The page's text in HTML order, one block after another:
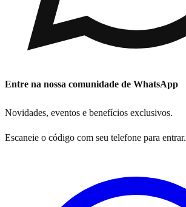
Entre na nossa comunidade de WhatsApp
Novidades, eventos e benefícios exclusivos.
Escaneie o código com seu telefone para entrar.